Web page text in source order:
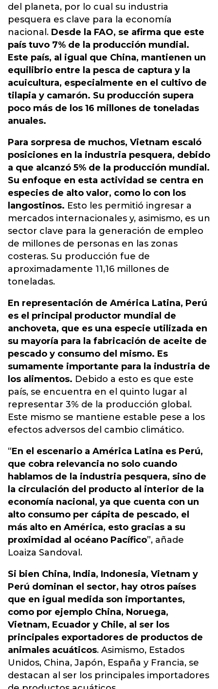
del planeta, por lo cual su industria
pesquera es clave para la economía
nacional. Desde la FAO, se afirma que este
país tuvo 7% de la producción mundial.
Este país, al igual que China, mantienen un
equilibrio entre la pesca de captura y la
acuicultura, especialmente en el cultivo de
tilapia y camarón. Su producción supera
poco más de los 16 millones de toneladas
anuales.
Para sorpresa de muchos, Vietnam escaló
posiciones en la industria pesquera, debido
a que alcanzó 5% de la producción mundial.
Su enfoque en esta actividad se centra en
especies de alto valor, como lo con los
langostinos. Esto les permitió ingresar a
mercados internacionales y, asimismo, es un
sector clave para la generación de empleo
de millones de personas en las zonas
costeras. Su producción fue de
aproximadamente 11,16 millones de
toneladas.
En representación de América Latina, Perú
es el principal productor mundial de
anchoveta, que es una especie utilizada en
su mayoría para la fabricación de aceite de
pescado y consumo del mismo. Es
sumamente importante para la industria de
los alimentos. Debido a esto es que este
país, se encuentra en el quinto lugar al
representar 3% de la producción global.
Este mismo se mantiene estable pese a los
efectos adversos del cambio climático.
“En el escenario a América Latina es Perú,
que cobra relevancia no solo cuando
hablamos de la industria pesquera, sino de
la circulación del producto al interior de la
economía nacional, ya que cuenta con un
alto consumo per cápita de pescado, el
más alto en América, esto gracias a su
proximidad al océano Pacífico”, añade
Loaiza Sandoval.
Si bien China, India, Indonesia, Vietnam y
Perú dominan el sector, hay otros países
que en igual medida son importantes,
como por ejemplo China, Noruega,
Vietnam, Ecuador y Chile, al ser los
principales exportadores de productos de
animales acuáticos. Asimismo, Estados
Unidos, China, Japón, España y Francia, se
destacan al ser los principales importadores